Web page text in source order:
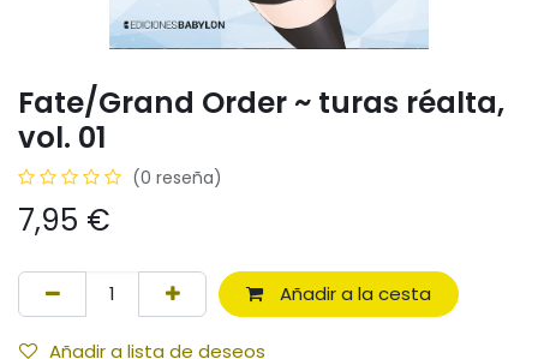
Fate/Grand Order ~ turas réalta,
vol. 01
(0 reseña)
7,95 €
Añadir a la cesta
Añadir a lista de deseos